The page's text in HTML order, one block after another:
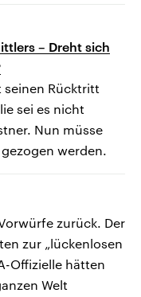
– Dreht sich
seinen Rücktritt
sei es nicht
Nun müsse
werden.
zurück. Der
zur „lückenlosen
Offizielle hätten
Welt